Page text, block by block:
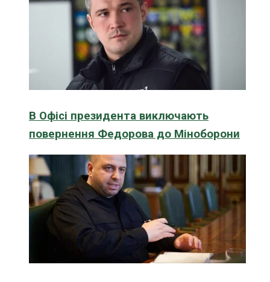
В Офісі президента виключають
повернення Федорова до Міноборони